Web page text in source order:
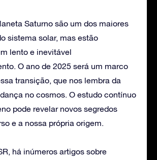
Saturno são um dos maiores
sistema solar, mas estão
lento e inevitável
O ano de 2025 será um marco
transição, que nos lembra da
no cosmos. O estudo contínuo
pode revelar novos segredos
e a nossa própria origem.
há inúmeros artigos sobre